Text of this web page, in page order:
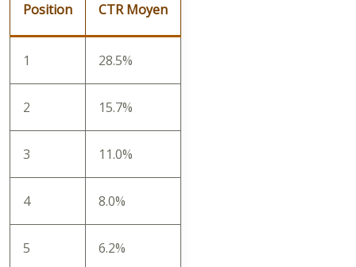
Position CTR Moyen
1 28.5%
2 15.7%
3 11.0%
4 8.0%
5 6.2%